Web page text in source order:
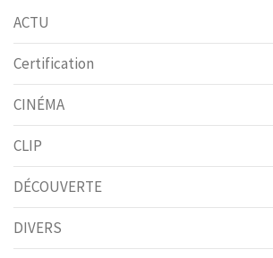
ACTU
Certification
CINÉMA
CLIP
DÉCOUVERTE
DIVERS